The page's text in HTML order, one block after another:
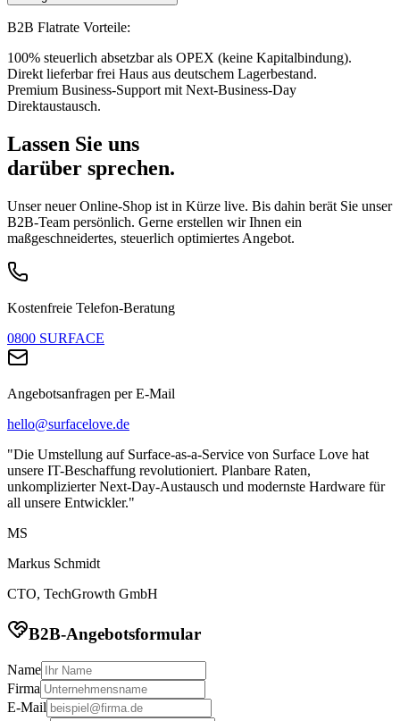
B2B Flatrate Vorteile:
100% steuerlich absetzbar als OPEX (keine Kapitalbindung).
Direkt lieferbar frei Haus aus deutschem Lagerbestand.
Premium Business-Support mit Next-Business-Day
Direktaustausch.
Lassen Sie uns
darüber sprechen.
Unser neuer Online-Shop ist in Kürze live. Bis dahin berät Sie unser
B2B-Team persönlich. Gerne erstellen wir Ihnen ein
maßgeschneidertes, steuerlich optimiertes Angebot.
Kostenfreie Telefon-Beratung
0800 SURFACE
Angebotsanfragen per E-Mail
hello@surfacelove.de
"Die Umstellung auf Surface-as-a-Service von Surface Love hat
unsere IT-Beschaffung revolutioniert. Planbare Raten,
unkomplizierter Next-Day-Austausch und modernste Hardware für
all unsere Entwickler."
MS
Markus Schmidt
CTO, TechGrowth GmbH
B2B-Angebotsformular
Name
Firma
E-Mail